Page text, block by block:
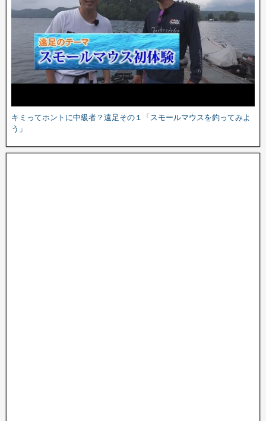
キミってホントに中級者？遠足その１「スモールマウスを釣ってみよ
う」